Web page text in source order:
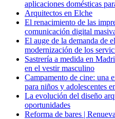
aplicaciones domésticas
Arquitectos en Elche
El renacimiento de las
comunicación digital
El auge de la demanda de
modernización de los
Sastrería a medida en
en el vestir masculino
Campamento de cine: una
para niños y adolescentes
La evolución del diseño
oportunidades
Reforma de bares |